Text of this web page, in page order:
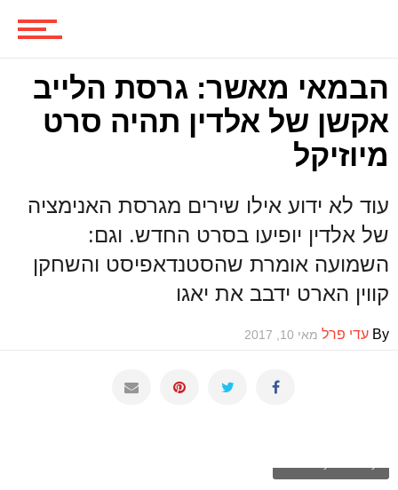
משחקים
ביקורות משחקים
ספרים וקומיקס
הבמאי מאשר: גרסת הלייב
אקשן של אלדין תהיה סרט
מיוזיקל
עוד לא ידוע אילו שירים מגרסת האנימציה
של אלדין יופיעו בסרט החדש. וגם:
השמועה אומרת שהסטנדאפיסט והשחקן
קווין הארט ידבב את יאגו
By עדי פרל מאי 10, 2017